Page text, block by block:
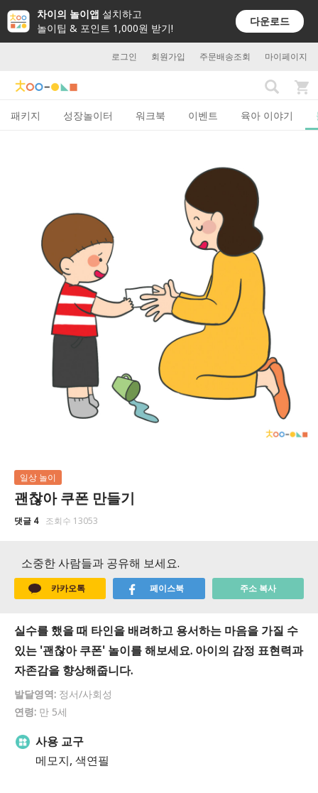
차이의 놀이앱 설치하고
놀이팁 & 포인트 1,000원 받기!
다운로드
로그인 회원가입 주문배송조회 마이페이지
패키지 성장놀이터 워크북 이벤트 육아 이야기
일상 놀이
괜찮아 쿠폰 만들기
댓글 4 조회수 13053
소중한 사람들과 공유해 보세요.
카카오톡 페이스북 주소 복사
실수를 했을 때 타인을 배려하고 용서하는 마음을 가질 수
있는 '괜찮아 쿠폰' 놀이를 해보세요. 아이의 감정 표현력과
자존감을 향상해줍니다.
발달영역: 정서/사회성
연령: 만 5세
사용 교구
메모지, 색연필